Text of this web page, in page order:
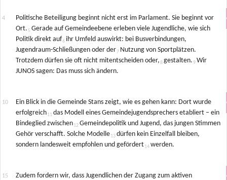
Politische Beteiligung beginnt nicht erst im Parlament. Sie beginnt vor
Ort. Gerade auf Gemeindeebene erleben viele Jugendliche, wie sich
Politik direkt auf ihr Umfeld auswirkt: bei Busverbindungen,
Jugendraum-Schließungen oder der Nutzung von Sportplätzen.
Trotzdem dürfen sie oft nicht mitentscheiden oder, gestalten. Wir
JUNOS sagen: Das muss sich ändern.
Ein Blick in die Gemeinde Stans zeigt, wie es gehen kann: Dort wurde
erfolgreich
das Modell eines Gemeindejugendsprechers etabliert – ein
Bindeglied zwischen
Gemeindepolitik und Jugend, das jungen Stimmen
Gehör verschafft. Solche Modelle
dürfen kein Einzelfall bleiben,
sondern landesweit empfohlen und gefördert
werden.
Zudem fordern wir, dass Jugendlichen der Zugang zum aktiven